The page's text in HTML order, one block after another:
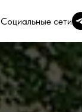
Социальные сети